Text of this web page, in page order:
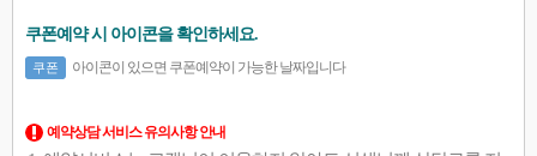
쿠폰예약 시 아이콘을 확인하세요.
쿠폰 아이콘이 있으면 쿠폰예약이 가능한 날짜입니다
예약상담 서비스 유의사항 안내